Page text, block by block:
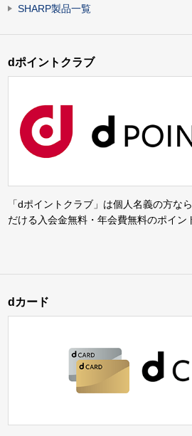
SHARP製品一覧
dポイントクラブ
「dポイントクラブ」は個人名義の方な
だける入会金無料・年会費無料のポイン
dカード